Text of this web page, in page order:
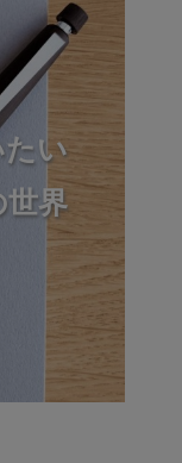
い
世界